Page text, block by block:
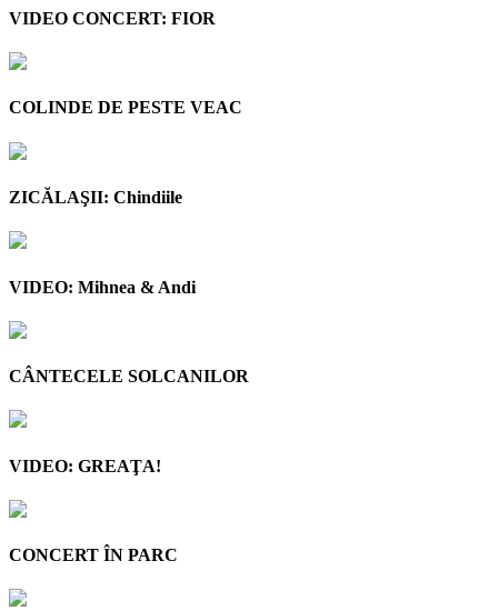
VIDEO CONCERT: FIOR
COLINDE DE PESTE VEAC
ZICĂLAŞII: Chindiile
VIDEO: Mihnea & Andi
CÂNTECELE SOLCANILOR
VIDEO: GREAŢA!
CONCERT ÎN PARC